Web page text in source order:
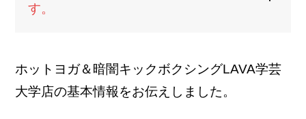
す。
ホットヨガ＆暗闇キックボクシングLAVA学芸
大学店の基本情報をお伝えしました。